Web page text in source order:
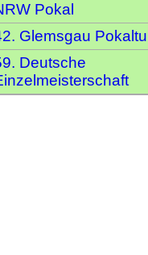
Pokal
Glemsgau
Deutsche